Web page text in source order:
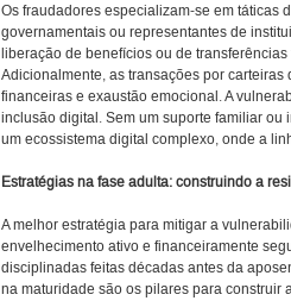
Os fraudadores especializam-se em táticas
governamentais ou representantes de
liberação de benefícios ou de
Adicionalmente, as transações por
financeiras e exaustão emocional. A
inclusão digital. Sem um suporte familiar
um ecossistema digital complexo, onde a
Estratégias na fase adulta: construindo a
A melhor estratégia para mitigar a
envelhecimento ativo e financeiramente
disciplinadas feitas décadas antes da
na maturidade são os pilares para construir